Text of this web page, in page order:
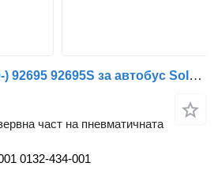
Haldex Urbino (01.99-) 92695 92695S за автобус Solaris Urbino, Alpino, Vacanza (1999-)
част на пневматичната
0132-434-001